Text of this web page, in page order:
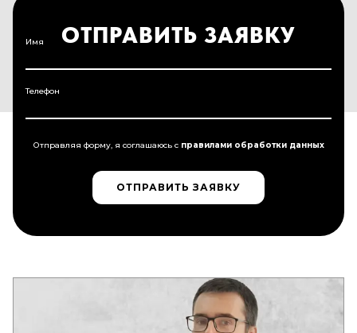
Имя
Телефон
Отправляя форму, я соглашаюсь c правилами обработки данных
ОТПРАВИТЬ ЗАЯВКУ
ОТПРАВИТЬ ЗАЯВКУ
ОТПРАВИТЬ ЗАЯВКУ